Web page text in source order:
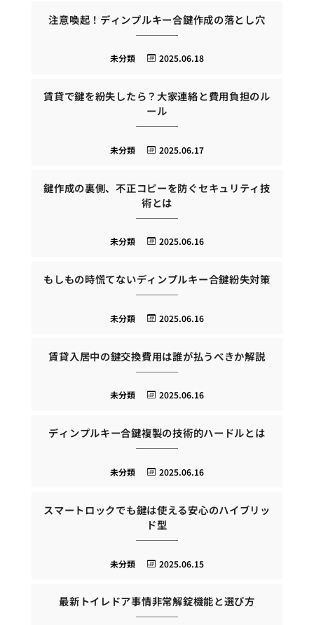
注意喚起！ディンプルキー合鍵作成の落とし穴
2025.06.18
未分類
賃貸で鍵を紛失したら？大家連絡と費用負担のル
ール
2025.06.17
未分類
鍵作成の裏側、不正コピーを防ぐセキュリティ技
術とは
2025.06.16
未分類
もしもの時慌てないディンプルキー合鍵紛失対策
2025.06.16
未分類
賃貸入居中の鍵交換費用は誰が払うべきか解説
2025.06.16
未分類
ディンプルキー合鍵複製の技術的ハードルとは
2025.06.16
未分類
スマートロックでも鍵は使える安心のハイブリッ
ド型
2025.06.15
未分類
最新トイレドア事情非常解錠機能と選び方